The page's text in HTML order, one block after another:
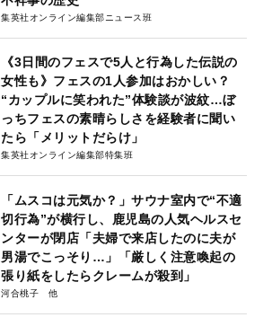
集英社オンライン編集部ニュース班
《3日間のフェスで5人と行為した伝説の
女性も》フェスの1人参加はおかしい？
“カップルに笑われた”体験談が波紋…ぼ
っちフェスの素晴らしさを経験者に聞い
たら「メリットだらけ」
集英社オンライン編集部特集班
「ムスコは元気か？」サウナ室内で“不適
切行為”が横行し、鹿児島の人気ヘルスセ
ンターが閉店「夫婦で来店したのに夫が
男湯でこっそり…」「厳しく注意喚起の
張り紙をしたらクレームが殺到」
河合桃子